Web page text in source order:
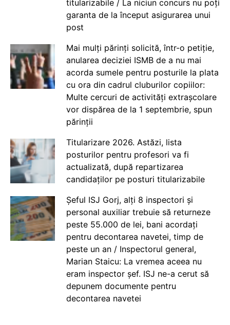
titularizabile / La niciun concurs nu poți
garanta de la început asigurarea unui
post
Mai mulți părinți solicită, într-o petiție,
anularea deciziei ISMB de a nu mai
acorda sumele pentru posturile la plata
cu ora din cadrul cluburilor copiilor:
Multe cercuri de activități extrașcolare
vor dispărea de la 1 septembrie, spun
părinții
Titularizare 2026. Astăzi, lista
posturilor pentru profesori va fi
actualizată, după repartizarea
candidaților pe posturi titularizabile
Șeful ISJ Gorj, alți 8 inspectori și
personal auxiliar trebuie să returneze
peste 55.000 de lei, bani acordați
pentru decontarea navetei, timp de
peste un an / Inspectorul general,
Marian Staicu: La vremea aceea nu
eram inspector șef. ISJ ne-a cerut să
depunem documente pentru
decontarea navetei